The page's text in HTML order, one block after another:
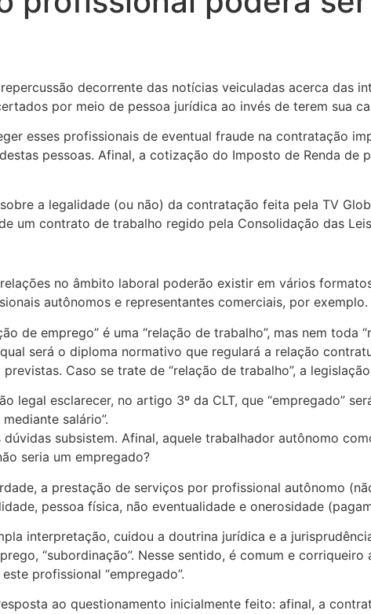
decorrente das notícias veiculadas acerca das
por meio de pessoa jurídica ao invés de terem sua
esses profissionais de eventual fraude na contratação
pessoas. Afinal, a cotização do Imposto de Renda
a legalidade (ou não) da contratação feita pela TV
um contrato de trabalho regido pela Consolidação das
no âmbito laboral poderão existir em vários
autônomos e representantes comerciais, por exemplo.
de emprego” é uma “relação de trabalho”, mas nem toda
será o diploma normativo que regulará a relação
Caso se trate de “relação de trabalho”, a
legal esclarecer, no artigo 3º da CLT, que “empregado”
salário”.
subsistem. Afinal, aquele trabalhador autônomo
seria um empregado?
a prestação de serviços por profissional autônomo
pessoa física, não eventualidade e onerosidade
interpretação, cuidou a doutrina jurídica e a
“subordinação”. Nesse sentido, é comum e
profissional “empregado”.
ao questionamento inicialmente feito: afinal, a